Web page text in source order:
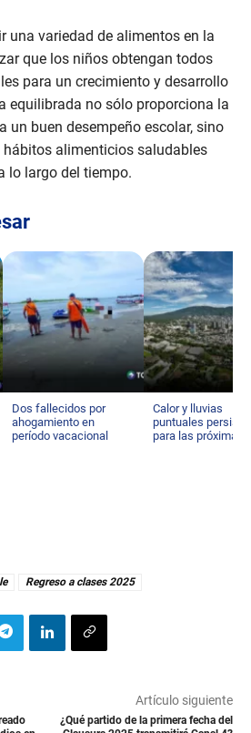
una variedad de alimentos en la
que los niños obtengan todos
para un crecimiento y desarrollo
equilibrada no sólo proporciona la
un buen desempeño escolar, sino
alimenticios saludables
lo largo del tiempo.
Dos fallecidos por
ahogamiento en
período vacacional
Calor y lluvias
puntuales
para las próximas
Regreso a clases 2025
Artículo siguiente
¿Qué partido de la primera fecha del